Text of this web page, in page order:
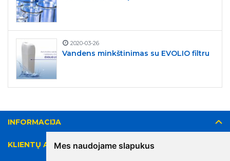
Mes naudojame slapukus
2020-03-26
Vandens minkštinimas su EVOLIO filtru
INFORMACIJA
KLIENTŲ APTARNAVIMAS